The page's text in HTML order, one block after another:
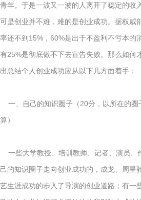
青年。于是一波又一波的人离开了稳定的收
可是创业并不难，难的是创业成功。据权威
率还不到15%，60%是出于不盈利不亏本的
有25%是彻底做不下去宣告失败。那么如何
出总结个人创业成功应从以下几方面着手：
一、自己的知识圈子（20分，以所在的圈
算）
一些大学教授、培训教师、记者、演员、
己的知识圈子走向创业成功的，成龙、周星
艺生涯成功的步入了导演的创业道路；有一